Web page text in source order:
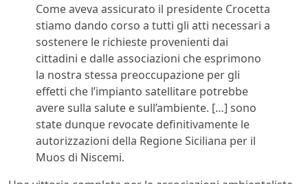
Come aveva assicurato il presidente Crocetta
stiamo dando corso a tutti gli atti necessari a
sostenere le richieste provenienti dai
cittadini e dalle associazioni che esprimono
la nostra stessa preoccupazione per gli
effetti che l’impianto satellitare potrebbe
avere sulla salute e sull’ambiente. […] sono
state dunque revocate definitivamente le
autorizzazioni della Regione Siciliana per il
Muos di Niscemi.